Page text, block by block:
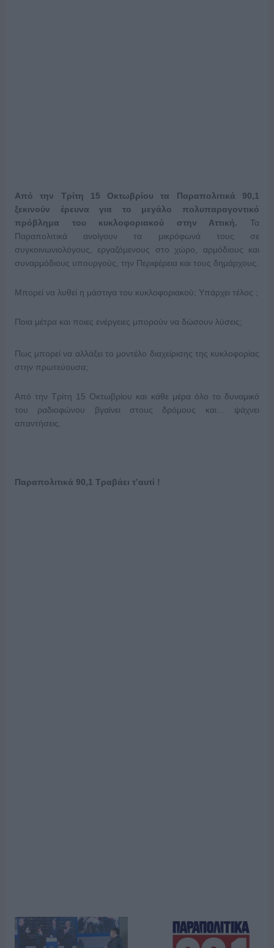
Από την Τρίτη 15 Οκτωβρίου τα Παραπολιτικά 90,1
ξεκινούν έρευνα για το μεγάλο πολυπαραγοντικό
πρόβλημα του κυκλοφοριακού στην Αττική. Τα
Παραπολιτικά ανοίγουν τα μικρόφωνά τους σε
συγκοινωνιολόγους, εργαζόμενους στο χώρο, αρμόδιους και
συναρμόδιους υπουργούς, την Περιφέρεια και τους δημάρχους.
Μπορεί να λυθεί η μάστιγα του κυκλοφοριακού; Υπάρχει τέλος ;
Ποια μέτρα και ποιες ενέργειες μπορούν να δώσουν λύσεις;
Πως μπορεί να αλλάξει το μοντέλο διαχείρισης της κυκλοφορίας
στην πρωτεύουσα;
Από την Τρίτη 15 Οκτωβρίου και κάθε μέρα όλο το δυναμικό
του ραδιοφώνου βγαίνει στους δρόμους και… ψάχνει
απαντήσεις.
Παραπολιτικά 90,1 Tραβάει τ’αυτί !